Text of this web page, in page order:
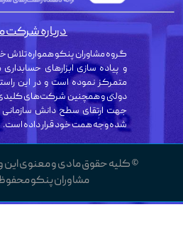
© کلیه حقوق مادی و معنوی این
مشاوران پنکو
گروه مشاوران پنکو همواره تلاش
و پیاده سازی ابزارهای
متمرکز نموده است و در این
دولتی و همچنین شرکت‌های
جهت ارتقای سطح دانش سازمانی
شده وجه همت خود قرار داده است.
درباره شرکت